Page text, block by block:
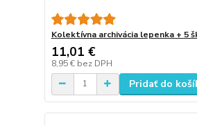
Kolektívna archivácia lepenka + 5
11,01 €
8,95 € bez DPH
Pridať do